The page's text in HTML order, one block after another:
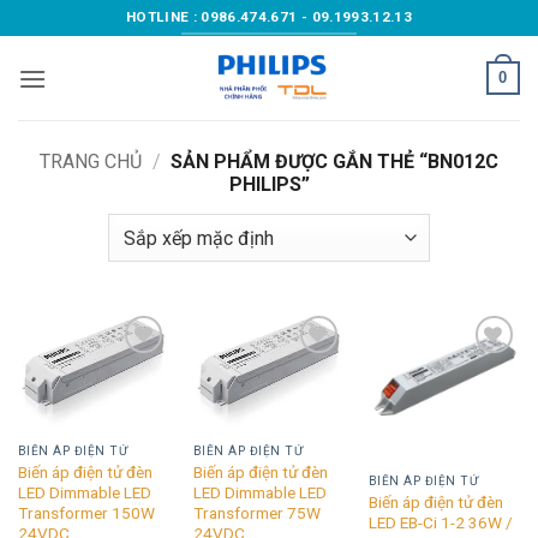
qua
nội
HOTLINE : 0986.474.671 - 09.1993.12.13
0
TRANG CHỦ / SẢN PHẨM ĐƯỢC GẮN THẺ “BN012C
PHILIPS”
Add to
BIẾN ÁP ĐIỆN TỬ
Biến áp điện tử đèn
LED Dimmable LED
Transformer 150W
24VDC
Add to
BIẾN ÁP ĐIỆN TỬ
Biến áp điện tử đèn
LED Dimmable LED
Transformer 75W
24VDC
Add to
wishlist
BIẾN ÁP ĐIỆN TỬ
Biến áp điện tử đèn
LED EB-Ci 1-2 36W /